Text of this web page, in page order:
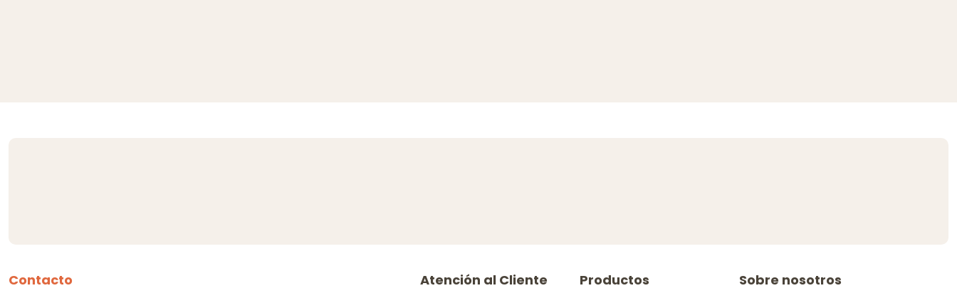
Contacto Atención al Cliente Productos Sobre nosotros